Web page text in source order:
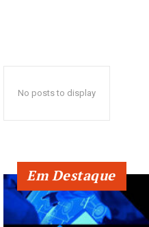
No posts to display
Em Destaque